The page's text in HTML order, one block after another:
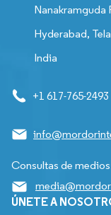
Nanakramguda
Hyderabad,
India
+1 617-765-2493
Consultas de
ÚNETE A